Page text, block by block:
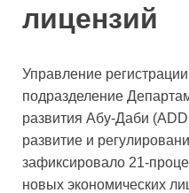
лицензий
Управление
подразделение
развития Абу‑Даби
развитие и
зафиксировало
новых экономических